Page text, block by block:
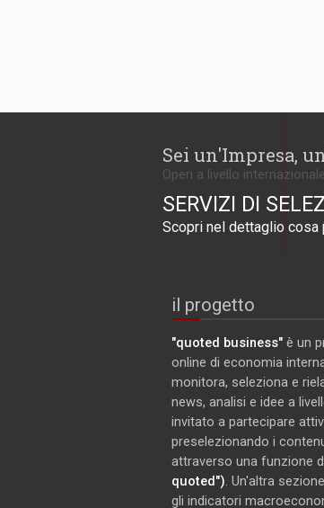
Sei un'Impresa,
Operi a livello
SERVIZI DI
Scopri nel dettaglio
il progetto
"quoted business" è un
online di economia
monitora, seleziona e
news, analisi e idee a
invitato a partecipare
preselezionando i
attraverso una funzione
quoted"). Un'altra
gli indicatori